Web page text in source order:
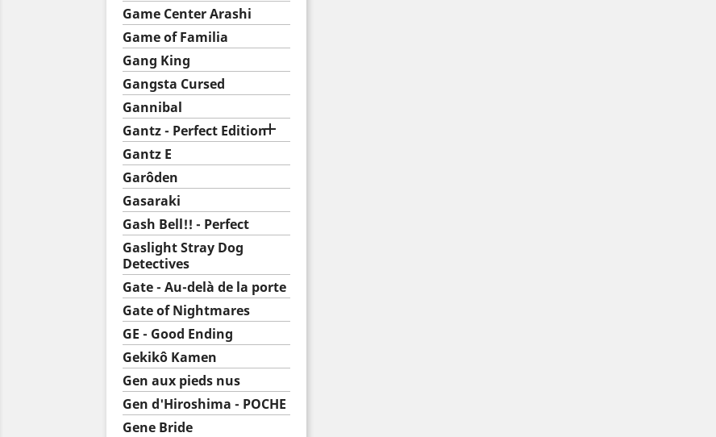
Game Center Arashi
Game of Familia
Gang King
Gangsta Cursed
Gannibal
Gantz - Perfect Edition
Gantz E
Garôden
Gasaraki
Gash Bell!! - Perfect
Gaslight Stray Dog
Detectives
Gate - Au-delà de la porte
Gate of Nightmares
GE - Good Ending
Gekikô Kamen
Gen aux pieds nus
Gen d'Hiroshima - POCHE
Gene Bride